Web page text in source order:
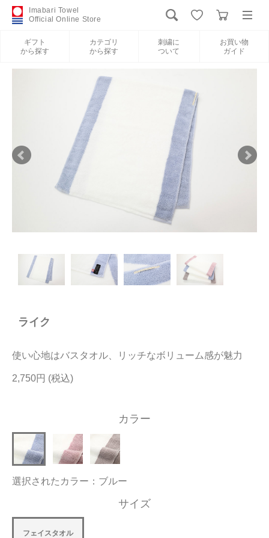
Imabari Towel
Official Online Store
ギフト
から探す
カテゴリ
から探す
刺繍に
ついて
お買い物
ガイド
新規会員登録
カテゴリから探す
刺繍について
当サイトについて
大量購入・法人向けの購入の方は
お問い合わせ
ライク
使い心地はバスタオル、リッチなボリューム感が魅力
2,750円
カラー
選択されたカラー：ブルー
サイズ
フェイスタオル